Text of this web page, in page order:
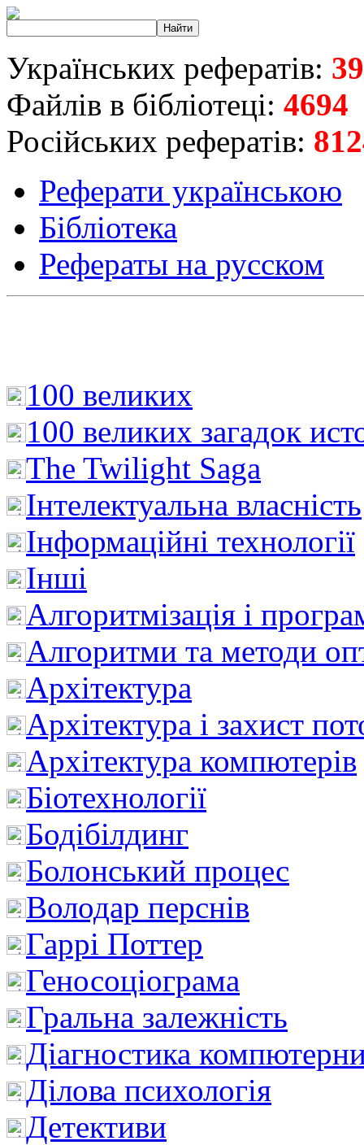
Українських рефератів:
Файлів в бібліотеці: 4694
Російських рефератів:
Реферати українською
Бібліотека
Рефераты на русском
100 великих
100 великих загадок
The Twilight Saga
Інтелектуальна влaсність
Інформаційні технології
Інші
Алгоритмізація і
Алгоритми та методи
Архітектура
Архітектура і захист
Архітектура компютерів
Біотехнології
Бодібілдинг
Болонський процес
Володар перснів
Гаррі Поттер
Геносоціограма
Гральна залежність
Діагностика
Ділова психологія
Детективи